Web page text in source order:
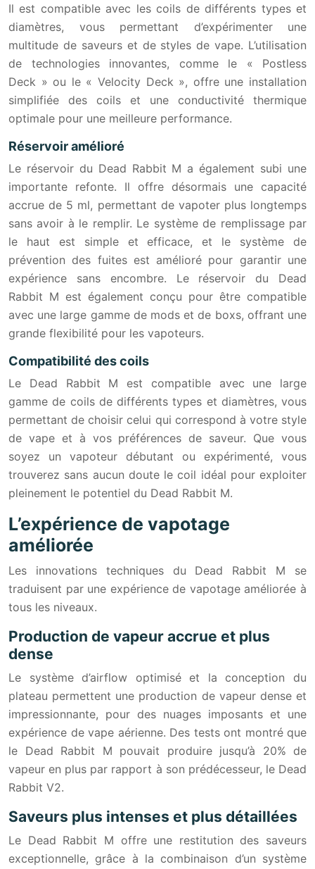
Il est compatible avec les coils de différents types et
diamètres, vous permettant d’expérimenter une
multitude de saveurs et de styles de vape. L’utilisation
de technologies innovantes, comme le « Postless
Deck » ou le « Velocity Deck », offre une installation
simplifiée des coils et une conductivité thermique
optimale pour une meilleure performance.
Réservoir amélioré
Le réservoir du Dead Rabbit M a également subi une
importante refonte. Il offre désormais une capacité
accrue de 5 ml, permettant de vapoter plus longtemps
sans avoir à le remplir. Le système de remplissage par
le haut est simple et efficace, et le système de
prévention des fuites est amélioré pour garantir une
expérience sans encombre. Le réservoir du Dead
Rabbit M est également conçu pour être compatible
avec une large gamme de mods et de boxs, offrant une
grande flexibilité pour les vapoteurs.
Compatibilité des coils
Le Dead Rabbit M est compatible avec une large
gamme de coils de différents types et diamètres, vous
permettant de choisir celui qui correspond à votre style
de vape et à vos préférences de saveur. Que vous
soyez un vapoteur débutant ou expérimenté, vous
trouverez sans aucun doute le coil idéal pour exploiter
pleinement le potentiel du Dead Rabbit M.
L’expérience de vapotage
améliorée
Les innovations techniques du Dead Rabbit M se
traduisent par une expérience de vapotage améliorée à
tous les niveaux.
Production de vapeur accrue et plus
dense
Le système d’airflow optimisé et la conception du
plateau permettent une production de vapeur dense et
impressionnante, pour des nuages imposants et une
expérience de vape aérienne. Des tests ont montré que
le Dead Rabbit M pouvait produire jusqu’à 20% de
vapeur en plus par rapport à son prédécesseur, le Dead
Rabbit V2.
Saveurs plus intenses et plus détaillées
Le Dead Rabbit M offre une restitution des saveurs
exceptionnelle, grâce à la combinaison d’un système